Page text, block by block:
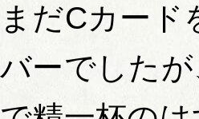
まだCカード
バーでした